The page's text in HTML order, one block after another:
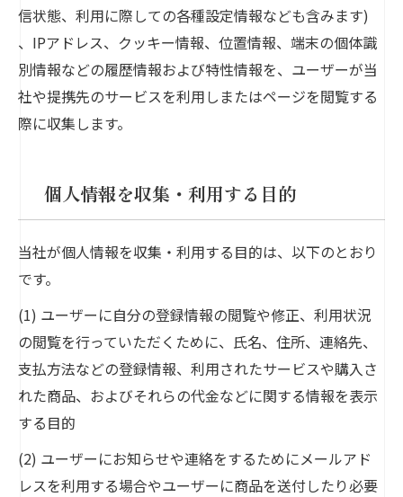
信状態、利用に際しての各種設定情報なども含みます)
、IPアドレス、クッキー情報、位置情報、端末の個体識
別情報などの履歴情報および特性情報を、ユーザーが当
社や提携先のサービスを利用しまたはページを閲覧する
際に収集します。
個人情報を収集・利用する目的
当社が個人情報を収集・利用する目的は、以下のとおり
です。
(1) ユーザーに自分の登録情報の閲覧や修正、利用状況
の閲覧を行っていただくために、氏名、住所、連絡先、
支払方法などの登録情報、利用されたサービスや購入さ
れた商品、およびそれらの代金などに関する情報を表示
する目的
(2) ユーザーにお知らせや連絡をするためにメールアド
レスを利用する場合やユーザーに商品を送付したり必要